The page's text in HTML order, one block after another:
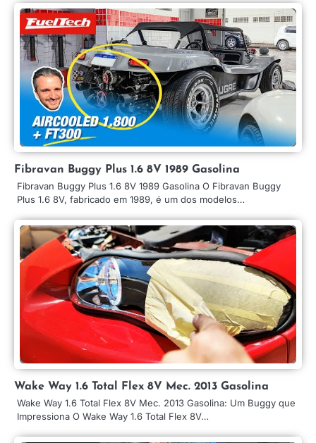
Fibravan Buggy Plus 1.6 8V 1989 Gasolina
Fibravan Buggy Plus 1.6 8V 1989 Gasolina O Fibravan Buggy
Plus 1.6 8V, fabricado em 1989, é um dos modelos…
Wake Way 1.6 Total Flex 8V Mec. 2013 Gasolina
Wake Way 1.6 Total Flex 8V Mec. 2013 Gasolina: Um Buggy que
Impressiona O Wake Way 1.6 Total Flex 8V…